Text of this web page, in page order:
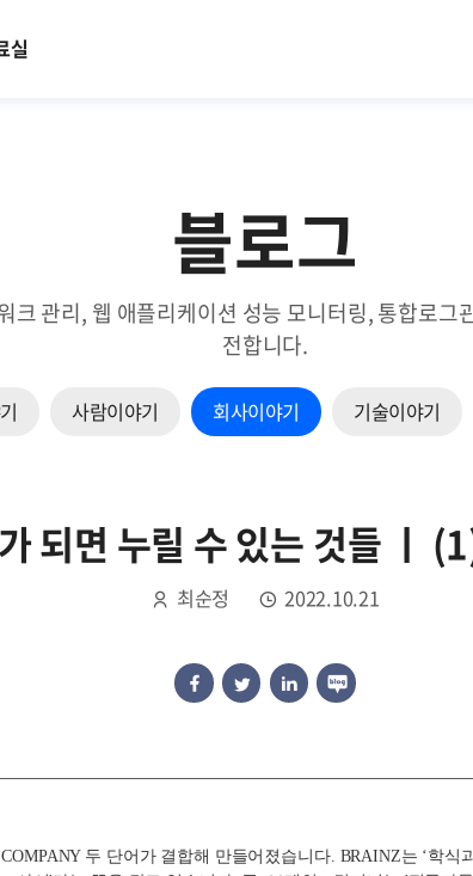
실
블로그
관리, 웹 애플리케이션 성능 모니터링, 통합로
전합니다.
사람이야기 회사이야기 기술이야기
되면 누릴 수 있는 것들 ㅣ
최순정 2022.10.21
COMPANY 두 단어가 결합해 만들어졌습니다. BRAINZ는 ‘학식